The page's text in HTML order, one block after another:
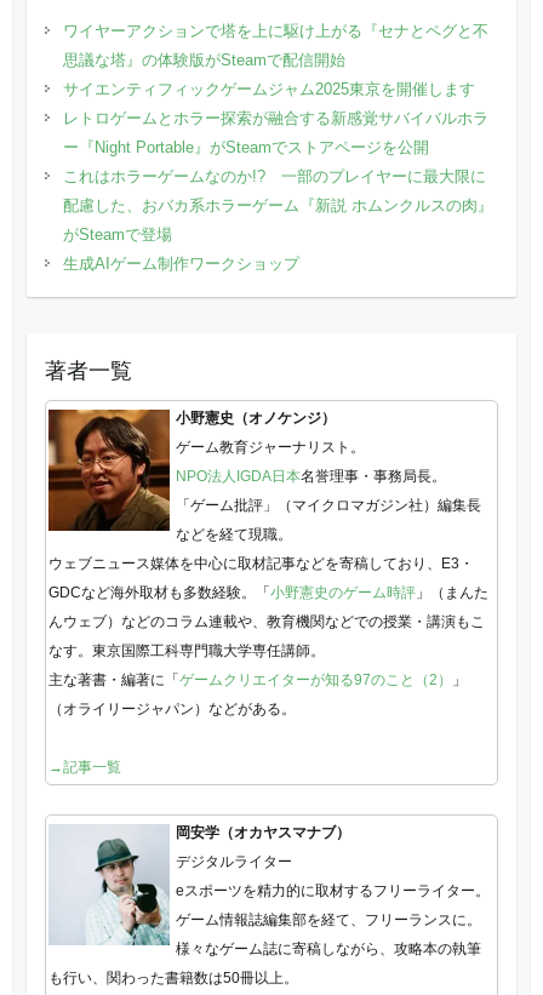
ワイヤーアクションで塔を上に駆け上がる『セナとペグと不
思議な塔』の体験版がSteamで配信開始
サイエンティフィックゲームジャム2025東京を開催します
レトロゲームとホラー探索が融合する新感覚サバイバルホラ
ー『Night Portable』がSteamでストアページを公開
これはホラーゲームなのか!? 一部のプレイヤーに最大限に
配慮した、おバカ系ホラーゲーム『新説 ホムンクルスの肉』
がSteamで登場
生成AIゲーム制作ワークショップ
著者一覧
小野憲史（オノケンジ）
ゲーム教育ジャーナリスト。
NPO法人IGDA日本名誉理事・事務局長。
「ゲーム批評」（マイクロマガジン社）編集長
などを経て現職。
ウェブニュース媒体を中心に取材記事などを寄稿しており、E3・
GDCなど海外取材も多数経験。「小野憲史のゲーム時評」（まんた
んウェブ）などのコラム連載や、教育機関などでの授業・講演もこ
なす。東京国際工科専門職大学専任講師。
主な著書・編著に「ゲームクリエイターが知る97のこと（2）
」
（オライリージャパン）などがある。
→記事一覧
岡安学（オカヤスマナブ）
デジタルライター
eスポーツを精力的に取材するフリーライター。
ゲーム情報誌編集部を経て、フリーランスに。
様々なゲーム誌に寄稿しながら、攻略本の執筆
も行い、関わった書籍数は50冊以上。